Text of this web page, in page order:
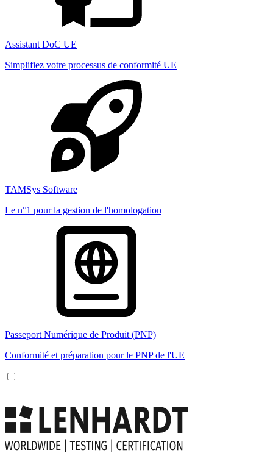
Assistant DoC UE
Simplifiez votre processus de conformité UE
TAMSys Software
Le n°1 pour la gestion de l'homologation
Passeport Numérique de Produit (PNP)
Conformité et préparation pour le PNP de l'UE